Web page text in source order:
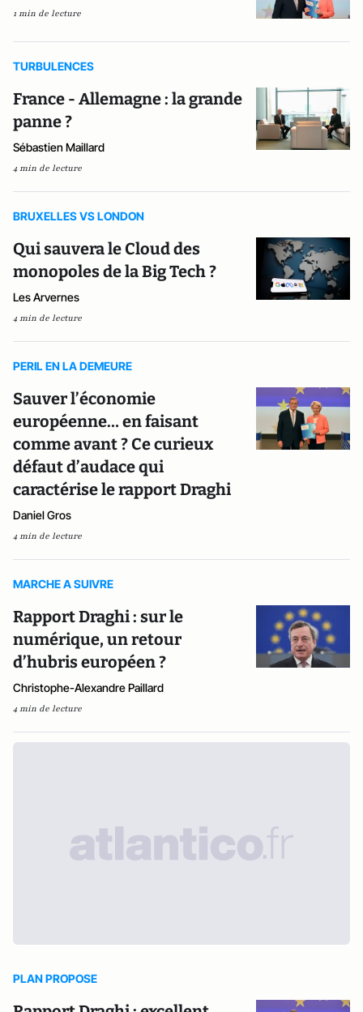
1 min de lecture
TURBULENCES
France - Allemagne : la grande
panne ?
Sébastien Maillard
4 min de lecture
BRUXELLES VS LONDON
Qui sauvera le Cloud des
monopoles de la Big Tech ?
Les Arvernes
4 min de lecture
PERIL EN LA DEMEURE
Sauver l’économie
européenne… en faisant
comme avant ? Ce curieux
défaut d’audace qui
caractérise le rapport Draghi
Daniel Gros
4 min de lecture
MARCHE A SUIVRE
Rapport Draghi : sur le
numérique, un retour
d’hubris européen ?
Christophe-Alexandre Paillard
4 min de lecture
PLAN PROPOSE